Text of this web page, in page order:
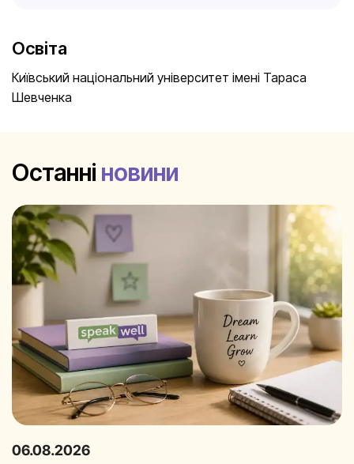
Освіта
Київський національний університет імені Тараса
Шевченка
Останні новини
06.08.2026